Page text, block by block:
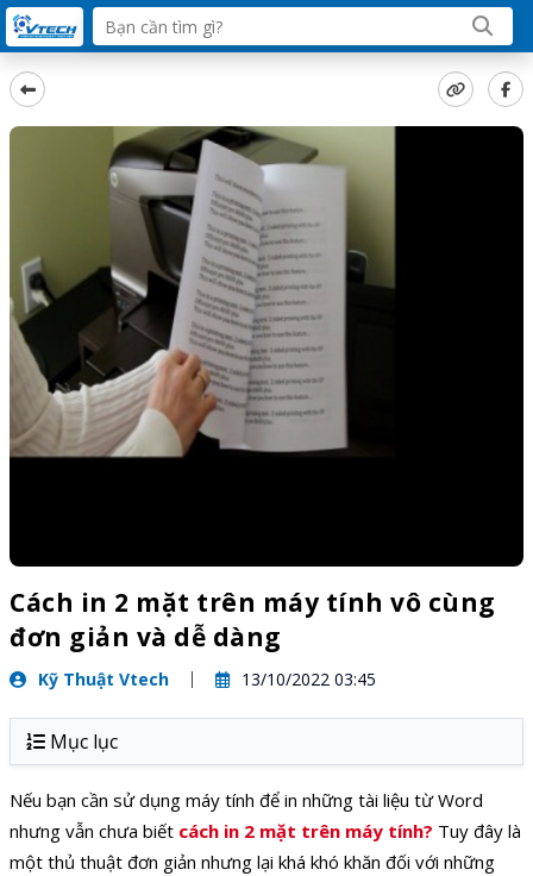
Cách in 2 mặt trên máy tính vô cùng
đơn giản và dễ dàng
Kỹ Thuật Vtech 13/10/2022 03:45
Mục lục
Nếu bạn cần sử dụng máy tính để in những tài liệu từ Word
nhưng vẫn chưa biết cách in 2 mặt trên máy tính? Tuy đây là
một thủ thuật đơn giản nhưng lại khá khó khăn đối với những